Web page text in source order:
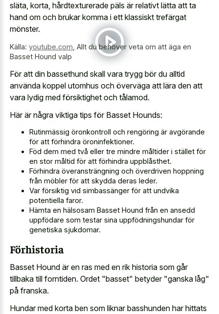
släta, korta, hårdtexturerade päls är relativt lätta att ta
hand om och brukar komma i ett klassiskt trefärgat
mönster.
Källa: youtube.com Allt du behöver veta om att äga en
Basset Hound valp
För att din bassethund skall vara trygg bör du alltid
använda koppel utomhus och överväga att lära den att
vara lydig med försiktighet och tålamod.
Här är några viktiga tips för Basset Hounds:
Rutinmässig öronkontroll och rengöring är avgörande
för att förhindra öroninfektioner.
Föd dem med två eller tre mindre måltider i stället för
en stor måltid för att förhindra uppblåsthet.
Förhindra överansträngning och överdriven hoppning
från möbler för att skydda deras leder.
Var försiktig vid simbassänger för att undvika
potentiella faror.
Hämta en hälsosam Basset Hound från en ansedd
uppfödare som testar sina uppfödningshundar för
genetiska sjukdomar.
Förhistoria
Basset Hound är en ras med en rik historia som går
tillbaka till forntiden. Ordet "basset" betyder "ganska låg"
på franska.
Hundar med korta ben som liknar basshunden har hittats